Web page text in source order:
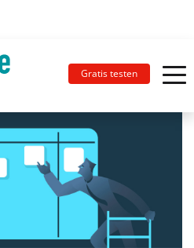
Gratis testen